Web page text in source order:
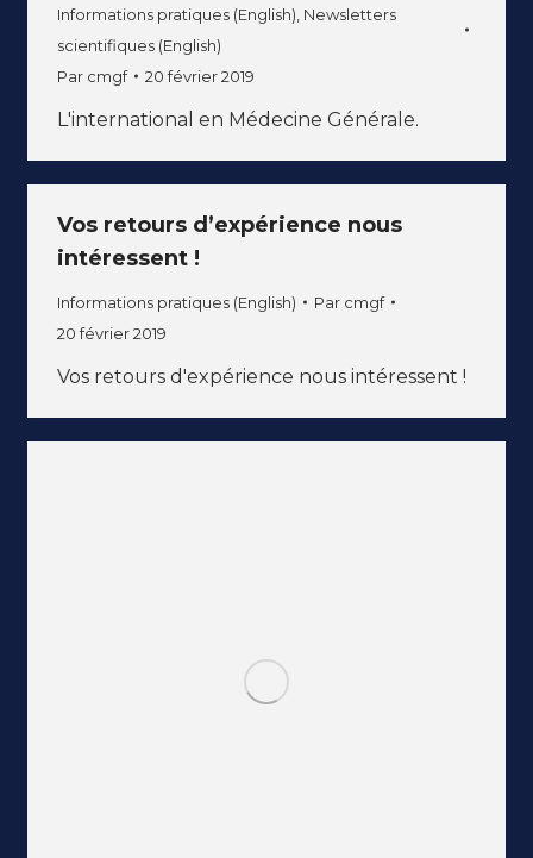
Informations pratiques (English) Newsletters
scientifiques (English)
Par cmgf 20 février 2019
L'international en Médecine Générale.
Vos retours d’expérience nous
intéressent !
Informations pratiques (English) Par cmgf
20 février 2019
Vos retours d'expérience nous intéressent !